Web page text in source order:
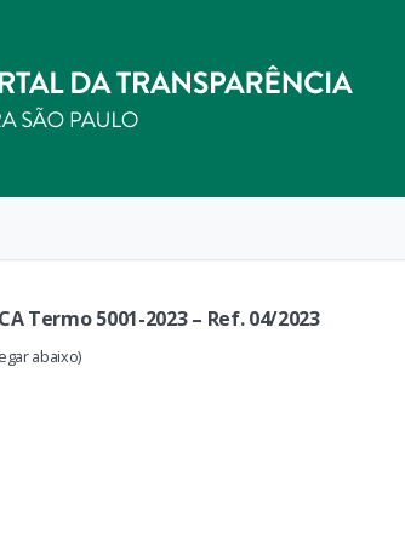
Termo 5001-2023 – Ref. 04/2023
abaixo)